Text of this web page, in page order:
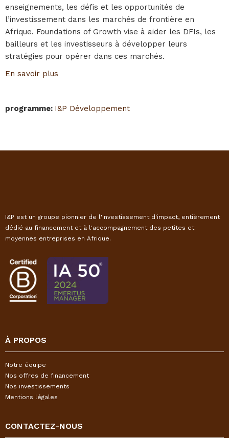
enseignements, les défis et les opportunités de
l’investissement dans les marchés de frontière en
Afrique. Foundations of Growth vise à aider les DFIs, les
bailleurs et les investisseurs à développer leurs
stratégies pour opérer dans ces marchés.
En savoir plus
programme: I&P Développement
I&P est un groupe pionnier de l'investissement d'impact, entièrement
dédié au financement et à l'accompagnement des petites et
moyennes entreprises en Afrique.
À PROPOS
Notre équipe
Nos offres de financement
Nos investissements
Mentions légales
CONTACTEZ-NOUS